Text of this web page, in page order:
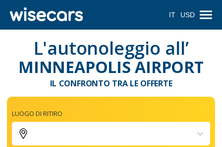
IT USD
L'autonoleggio all’
MINNEAPOLIS AIRPORT
IL CONFRONTO TRA LE OFFERTE
LUOGO DI RITIRO